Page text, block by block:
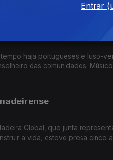
haja portugueses e luso-
das comunidades.
Global, que junta
a vida, esteve presa cinco
Entrar